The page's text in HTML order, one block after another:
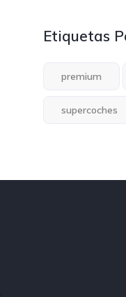
Etiquetas
premium
supercoches